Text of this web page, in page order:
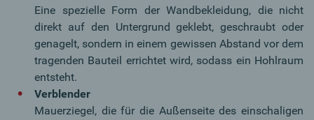
Eine spezielle Form der Wandbekleidung, die nicht
direkt auf den Untergrund geklebt, geschraubt oder
genagelt, sondern in einem gewissen Abstand vor dem
tragenden Bauteil errichtet wird, sodass ein Hohlraum
entsteht.
Verblender
Mauerziegel, die für die Außenseite des einschaligen